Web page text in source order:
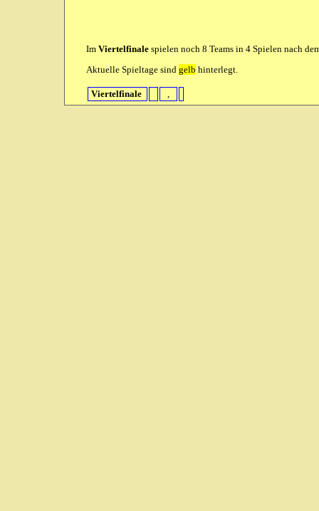
Im Viertelfinale spielen noch 8 Teams in 4 Spielen nach
Aktuelle Spieltage sind gelb hinterlegt.
Viertelfinale